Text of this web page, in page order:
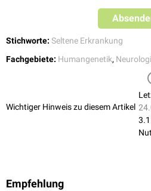
Beschwerden
Nahrungsaufnahme
Schlafstörungen
Asthma
Kyphose
Stichworte: Seltene Erkrankung
Fachgebiete: Humangenetik,
Wichtiger Hinweis zu diesem Artikel
Empfehlung